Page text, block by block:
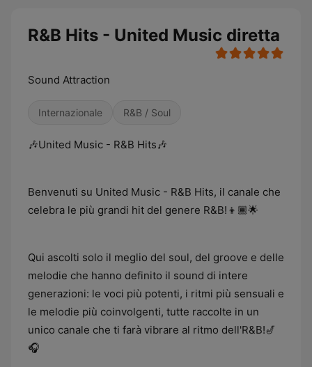
R&B Hits - United Music diretta
Sound Attraction
Internazionale R&B / Soul
🎶United Music - R&B Hits🎶
Benvenuti su United Music - R&B Hits, il canale che
celebra le più grandi hit del genere R&B!👦🏾🌟
Qui ascolti solo il meglio del soul, del groove e delle
melodie che hanno definito il sound di intere
generazioni: le voci più potenti, i ritmi più sensuali e
le melodie più coinvolgenti, tutte raccolte in un
unico canale che ti farà vibrare al ritmo dell'R&B!🎷
🎧